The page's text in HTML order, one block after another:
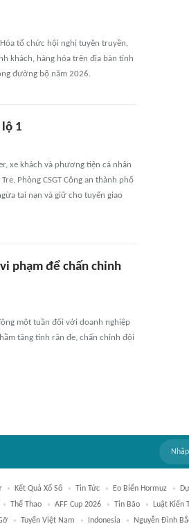
Hóa tổ chức hội nghị tuyên truyền,
khách, hàng hóa trên địa bàn tỉnh
đường bộ năm 2026.
1
xe khách và phương tiện cá nhân
Phòng CSGT Công an thành phố
tai nạn và giữ cho tuyến giao
phạm để chấn chỉnh
một tuần đối với doanh nghiệp
tăng tính răn đe, chấn chỉnh đội
Kết Quả Xổ Số Tin Tức Eo Biển Hormuz
Thể Thao AFF Cup 2026 Tin Bão Luật Kiến
Tuyển Việt Nam Indonesia Nguyễn Đình